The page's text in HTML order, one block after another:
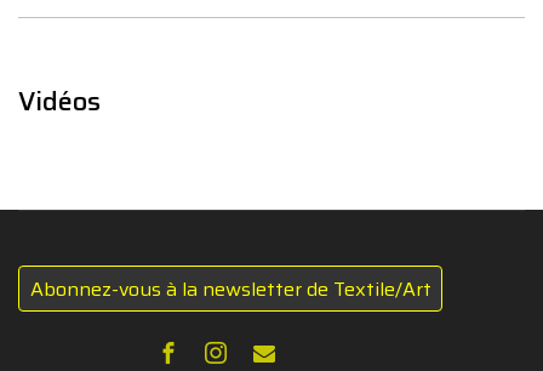
Vidéos
Abonnez-vous à la newsletter de Textile/Art